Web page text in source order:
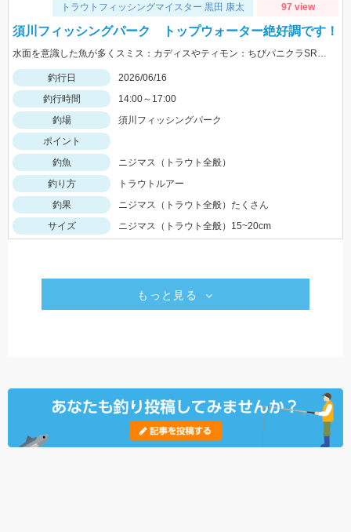
トラウトフィッシングマイスター 黒田 康太 97 view
須川フィッシングパーク トップウォーター絶好調です！
水面を意識した魚が多くスミス：カディスやティモン：ちびパニクラSRが絶好調！フックは発売予定のSTｍ12号が相性抜群でした。
釣行日
2026/06/16
釣行時間
14:00～17:00
釣場
須川フィッシングパーク
ポイント
釣魚
ニジマス（トラウト全般）
釣り方
トラウトルアー
釣果
ニジマス（トラウト全般）たくさん
サイズ
ニジマス（トラウト全般）15~20cm
もっと見る